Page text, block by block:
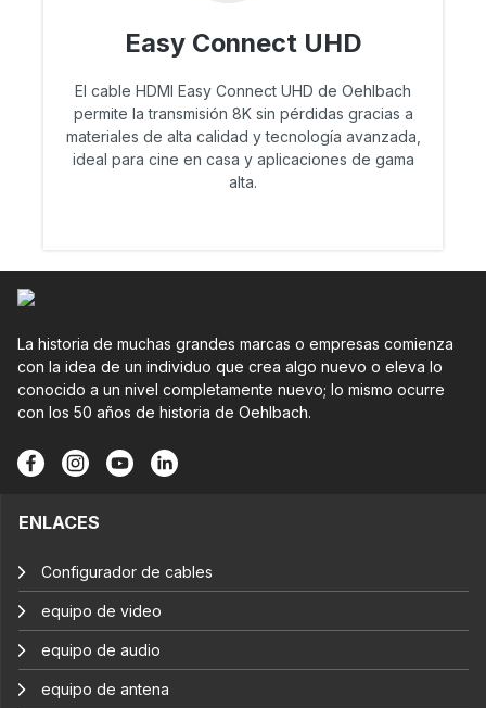
Easy Connect UHD
El cable HDMI Easy Connect UHD de Oehlbach
permite la transmisión 8K sin pérdidas gracias a
materiales de alta calidad y tecnología avanzada,
ideal para cine en casa y aplicaciones de gama
alta.
La historia de muchas grandes marcas o empresas comienza
con la idea de un individuo que crea algo nuevo o eleva lo
conocido a un nivel completamente nuevo; lo mismo ocurre
con los 50 años de historia de Oehlbach.
ENLACES
Configurador de cables
equipo de video
equipo de audio
equipo de antena